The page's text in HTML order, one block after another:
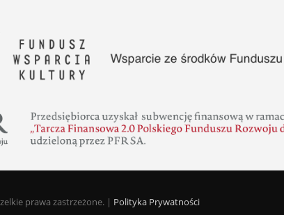
prawa zastrzeżone. | Polityka Prywatności